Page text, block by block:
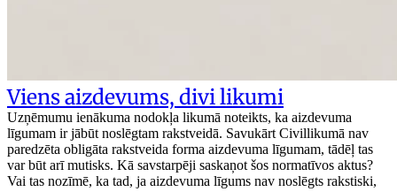
Viens aizdevums, divi likumi
Uzņēmumu ienākuma nodokļa likumā noteikts, ka aizdevuma
līgumam ir jābūt noslēgtam rakstveidā. Savukārt Civillikumā nav
paredzēta obligāta rakstveida forma aizdevuma līgumam, tādēļ tas
var būt arī mutisks. Kā savstarpēji saskaņot šos normatīvos aktus?
Vai tas nozīmē, ka tad, ja aizdevuma līgums nav noslēgts rakstiski,